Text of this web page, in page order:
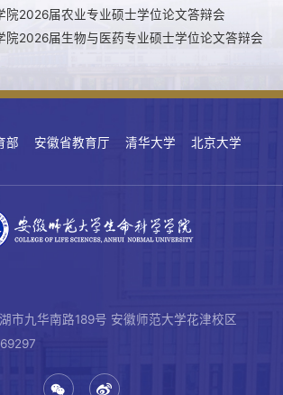
院2026届农业专业硕士学位论文答辩会
院2026届生物与医药专业硕士学位论文答辩会
部 安徽省教育厅 清华大学
北京大学
市九华南路189号 安徽师范大学花津校区